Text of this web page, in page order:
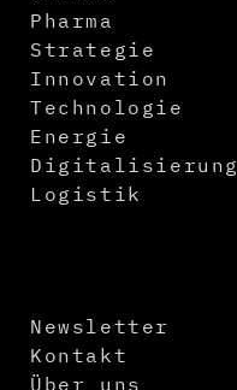
Pharma
Strategie
Innovation
Technologie
Energie
Digitalisierung
Logistik
Newsletter
Kontakt
Über uns